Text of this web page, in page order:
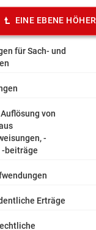
EINE EBENE HÖHER
für Sach- und
von
-
-beiträge
Erträge